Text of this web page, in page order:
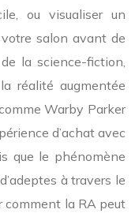
ou visualiser un
salon avant de
la science-fiction,
réalité augmentée
Warby Parker
d’achat avec
que le phénomène
à travers le
comment la RA peut